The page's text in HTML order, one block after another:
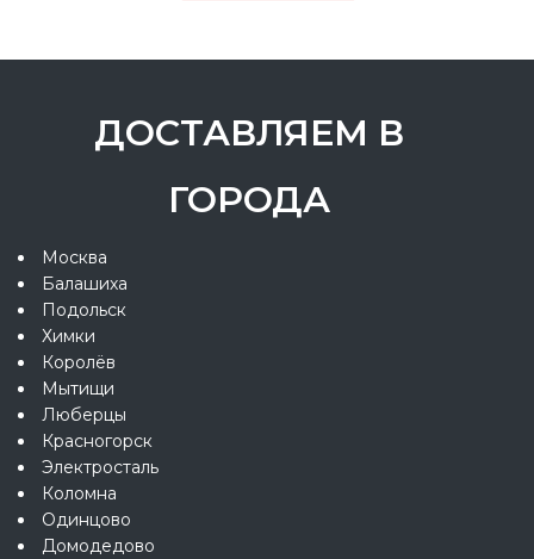
ДОСТАВЛЯЕМ В
ГОРОДА
Москва
Балашиха
Подольск
Химки
Королёв
Мытищи
Люберцы
Красногорск
Электросталь
Коломна
Одинцово
Домодедово